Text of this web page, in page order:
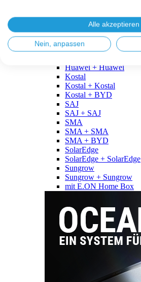
Fronius + BYD
GoodWe
GoodWe + GoodWe
GoodWe + BYD
Huawei + Huawei
Kostal
Kostal + Kostal
Kostal + BYD
SAJ
SAJ + SAJ
SMA
SMA + SMA
SMA + BYD
SolarEdge
SolarEdge + SolarEdge
Sungrow
Sungrow + Sungrow
mit E.ON Home Box
Alle akzeptieren
Nein, anpassen